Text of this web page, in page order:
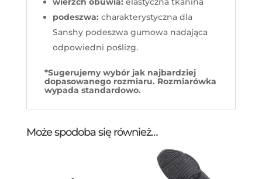
podeszwa: charakterystyczna dla
Sanshy podeszwa gumowa nadająca
odpowiedni poślizg.
*Sugerujemy wybór jak najbardziej
dopasowanego rozmiaru. Rozmiarówka
wypada standardowo.
Może spodoba się również…